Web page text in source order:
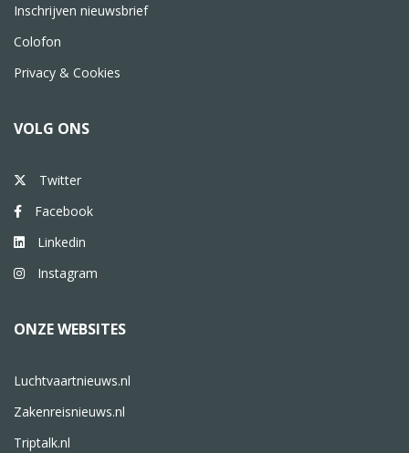
Inschrijven nieuwsbrief
Colofon
Privacy & Cookies
VOLG ONS
Twitter
Facebook
Linkedin
Instagram
ONZE WEBSITES
Luchtvaartnieuws.nl
Zakenreisnieuws.nl
Triptalk.nl